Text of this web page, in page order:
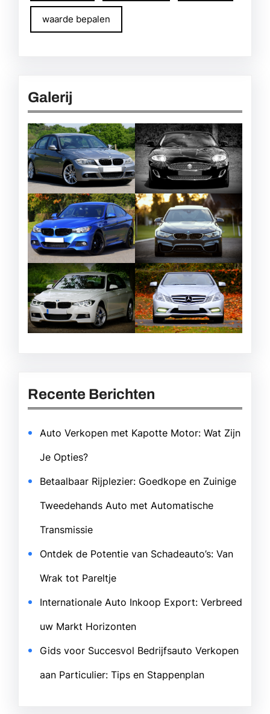
waarde bepalen
Galerij
Recente Berichten
Auto Verkopen met Kapotte Motor: Wat Zijn
Je Opties?
Betaalbaar Rijplezier: Goedkope en Zuinige
Tweedehands Auto met Automatische
Transmissie
Ontdek de Potentie van Schadeauto’s: Van
Wrak tot Pareltje
Internationale Auto Inkoop Export: Verbreed
uw Markt Horizonten
Gids voor Succesvol Bedrijfsauto Verkopen
aan Particulier: Tips en Stappenplan